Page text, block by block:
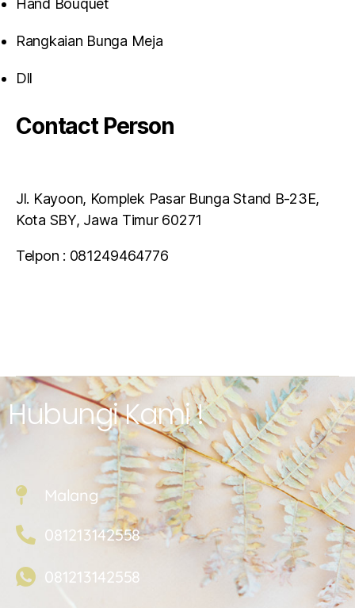
Hand Bouquet
Rangkaian Bunga Meja
Dll
Contact Person
Jl. Kayoon, Komplek Pasar Bunga Stand B-23E,
Kota SBY, Jawa Timur 60271
Telpon : 081249464776
Hubungi Kami !
Malang
081213142558
081213142558